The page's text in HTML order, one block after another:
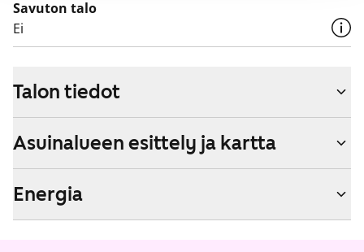
Savuton talo
Ei
Talon tiedot
Asuinalueen esittely ja kartta
Energia